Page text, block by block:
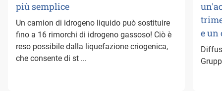
più semplice
Un camion di idrogeno liquido può sostituire
fino a 16 rimorchi di idrogeno gassoso! Ciò è
reso possibile dalla liquefazione criogenica,
che consente di st ...
e